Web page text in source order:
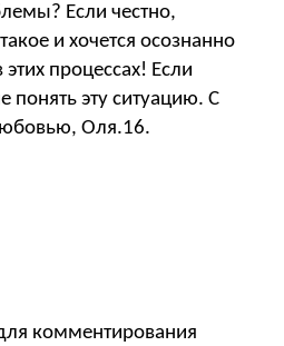
Если честно,
и хочется осознанно
процессах! Если
эту ситуацию. С
Оля.16.
комментирования